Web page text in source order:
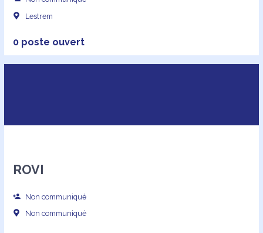
Lestrem
0 poste ouvert
ROVI
Non communiqué
Non communiqué